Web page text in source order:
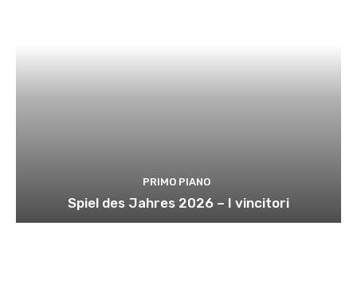
PRIMO PIANO
Spiel des Jahres 2026 – I vincitori